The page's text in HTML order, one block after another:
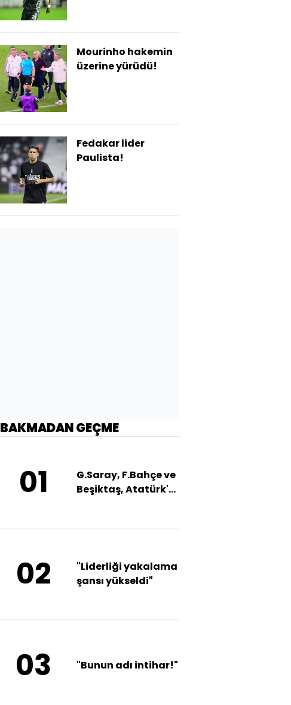
Mourinho hakemin
üzerine yürüdü!
Fedakar lider
Paulista!
BAKMADAN GEÇME
01
G.Saray, F.Bahçe ve
Beşiktaş, Atatürk'ü
02
"Liderliği yakalama
şansı yükseldi"
03 "Bunun adı intihar!"